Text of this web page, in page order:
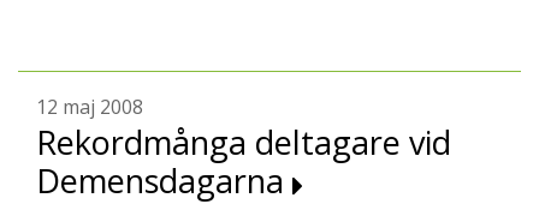
12 maj 2008
Rekordmånga deltagare vid
Demensdagarna